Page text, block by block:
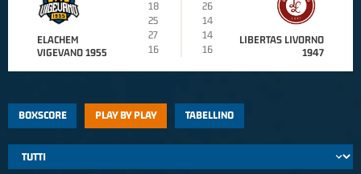
ELACHEM
VIGEVANO 1955
18
26
25
14
27
14
16
16
LIBERTAS LIVORNO
1947
BOXSCORE PLAY BY PLAY TABELLINO